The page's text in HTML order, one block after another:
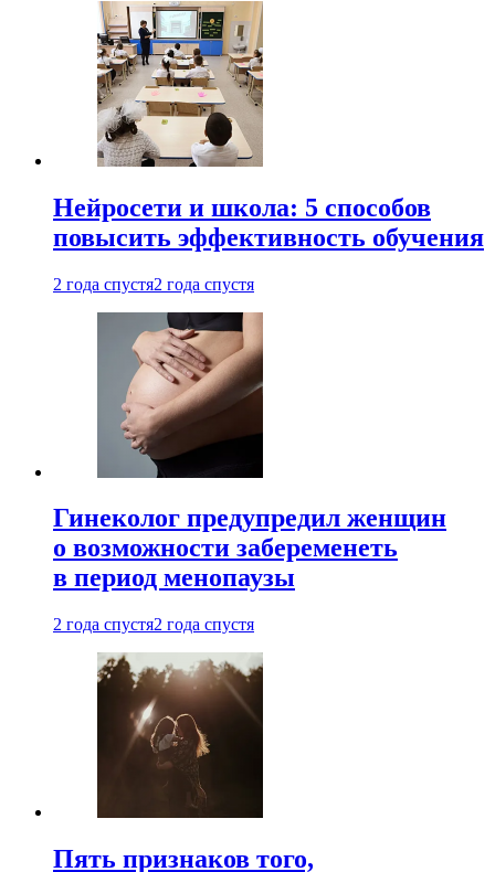
Нейросети и школа: 5 способов
повысить эффективность обучения
2 года спустя2 года спустя
Гинеколог предупредил женщин
о возможности забеременеть
в период менопаузы
2 года спустя2 года спустя
Пять признаков того,